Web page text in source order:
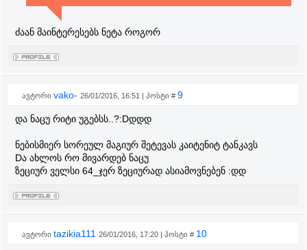
ძაან მაინტერესებს ნეტა როგორ
ავტორი vako- 26/01/2016, 16:51 | პოსტი # 9
და ნაცუ რიტი უგებსს..?:Dდდდ
ნებისმიერ სორეულ მაგიურ შეტევას კაიტენიტ ტანკავს
Dა ახლოს რო მივარდებ ნაცუ
ზეციურ ველსი 64_ჯერ ზეციურად ასიამოვნებენ :დდ
ავტორი tazikia111 26/01/2016, 17:20 | პოსტი # 10